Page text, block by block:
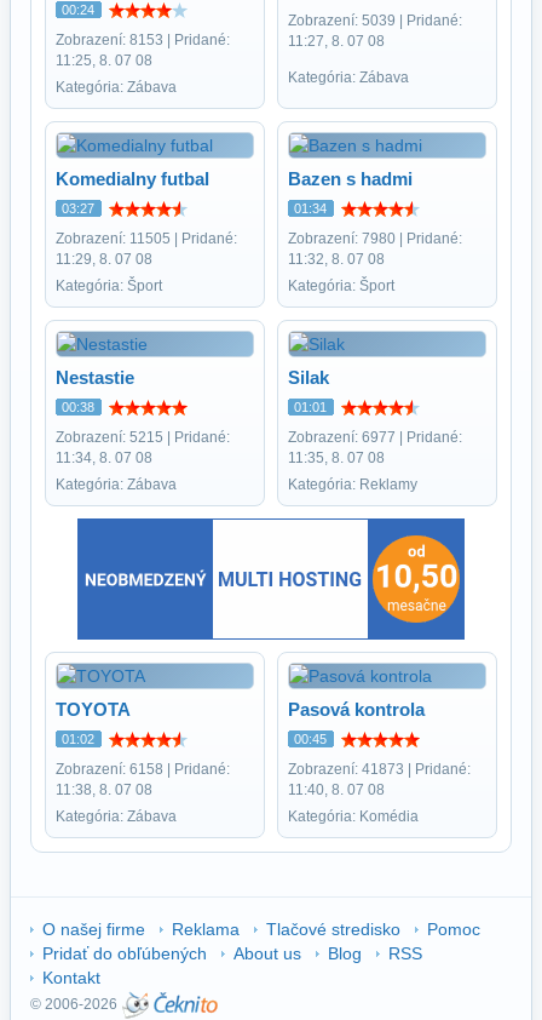
00:24
Zobrazení: 8153 | Pridané:
11:25, 8. 07 08
Kategória: Zábava
Zobrazení: 5039 | Pridané:
11:27, 8. 07 08
Kategória: Zábava
Komedialny futbal
03:27
Zobrazení: 11505 | Pridané:
11:29, 8. 07 08
Kategória: Šport
Bazen s hadmi
01:34
Zobrazení: 7980 | Pridané:
11:32, 8. 07 08
Kategória: Šport
Nestastie
00:38
Zobrazení: 5215 | Pridané:
11:34, 8. 07 08
Kategória: Zábava
Silak
01:01
Zobrazení: 6977 | Pridané:
11:35, 8. 07 08
Kategória: Reklamy
TOYOTA
01:02
Zobrazení: 6158 | Pridané:
11:38, 8. 07 08
Kategória: Zábava
Pasová kontrola
00:45
Zobrazení: 41873 | Pridané:
11:40, 8. 07 08
Kategória: Komédia
O našej firme Reklama Tlačové stredisko
Pomoc
Pridať do obľúbených
About us Blog
RSS
Kontakt
© 2006-2026